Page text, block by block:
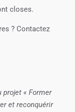
closes.
? Contactez
projet « Former
et reconquérir